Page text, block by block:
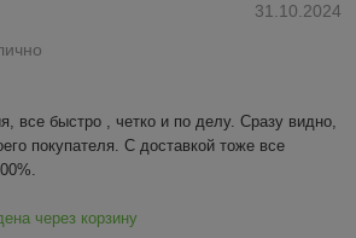
31.10.2024
все быстро , четко и по делу. Сразу видно,
покупателя. С доставкой тоже все
через корзину